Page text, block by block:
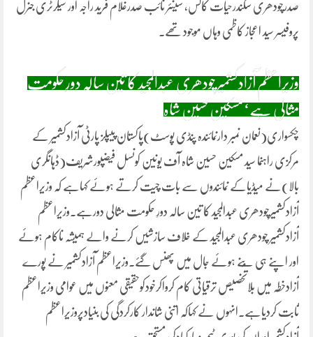
صدرچودھری سکندرحیات کالس، سینئر نائب صدرغلام فرید راجہ اور سیکرٹری جنرل
پروفیسر سید اعجاز کاظمی وہاں موجود تھے۔
وزیراعظم آزادکشمیرچودھری عبدالمجید کا تین سالہ دورِ حکومت
مثالی ہے‘مسکین حسین شاہ
چکسواری(نعمان نمبر دارنمائندہ پنڈی پوسٹ)پاکستان پیپلز پارٹی آزادکشمیر کے
مرکزی راہنما سید مسکین حسین شاہ آف یونین کونسل فیضپورشریف(ڈہانگری
بالا)نے میڈیاکے نمائندوں سے بات چیت کرتے ہوئے کہاہے کہ وزیراعظم
آزادکشمیرچودھری عبدالمجید کا تین سالہ دورِ حکومت مثالی دورہے۔وزیراعظم
آزادکشمیر چودھری عبدالمجید کے خلاف سازشیں کرنے والے ہمیشہ ناکام ہوئے
اور اپنے ہی بُنے ہوئے جال میں پھنس گئے۔وزیراعظم آزادکشمیر نے پورے
آزادخطہ میں بلاتخصیص ترقیاتی کام کرواکرخودکوحقیقی معنوں میں عوامی وزیراعظم
ثابت کردیاہے۔انہوں نے کہاکہ اتنی شاندار کارکردگی کی بنیادپروزیراعظم